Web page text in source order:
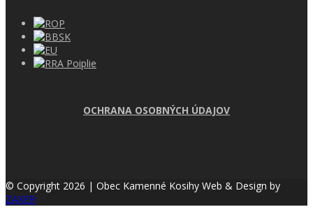
OCHRANA OSOBNÝCH ÚDAJOV
© Copyright 2026 | Obec Kamenné Kosihy Web & Design by
ZAXER